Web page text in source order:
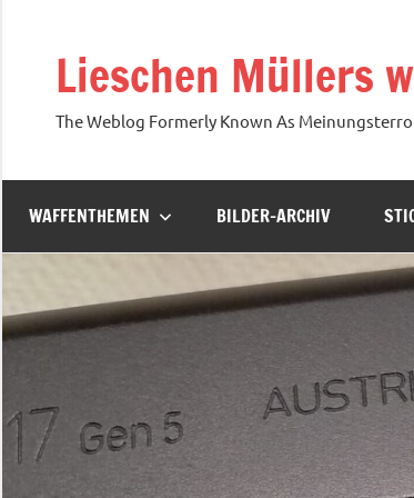
Lieschen Müllers
The Weblog Formerly Known As
WAFFENTHEMEN BILDER-ARCHIV